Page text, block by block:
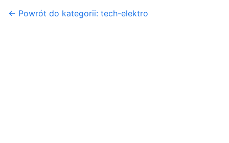
← Powrót do kategorii: tech-elektro